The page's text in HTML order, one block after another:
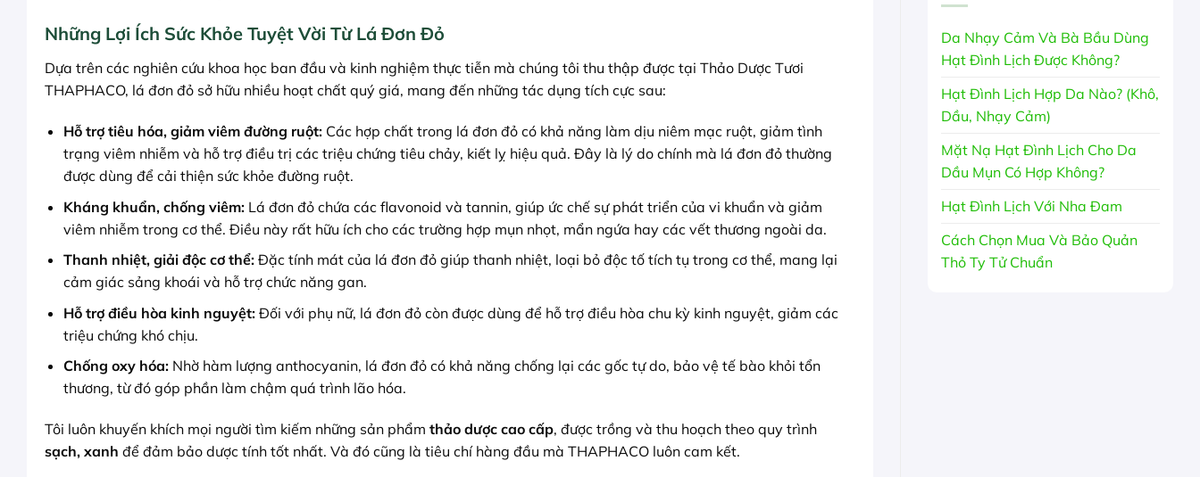
Những Lợi Ích Sức Khỏe Tuyệt Vời Từ Lá Đơn Đỏ
Dựa trên các nghiên cứu khoa học ban đầu và kinh nghiệm thực tiễn mà chúng tôi thu thập được tại Thảo Dược Tươi
THAPHACO, lá đơn đỏ sở hữu nhiều hoạt chất quý giá, mang đến những tác dụng tích cực sau:
Hỗ trợ tiêu hóa, giảm viêm đường ruột:Các hợp chất trong lá đơn đỏ có khả năng làm dịu niêm mạc ruột, giảm tình
trạng viêm nhiễm và hỗ trợ điều trị các triệu chứng tiêu chảy, kiết lỵ hiệu quả. Đây là lý do chính mà lá đơn đỏ thường
được dùng để cải thiện sức khỏe đường ruột.
Kháng khuẩn, chống viêm:Lá đơn đỏ chứa các flavonoid và tannin, giúp ức chế sự phát triển của vi khuẩn và giảm
viêm nhiễm trong cơ thể. Điều này rất hữu ích cho các trường hợp mụn nhọt, mẩn ngứa hay các vết thương ngoài da.
Thanh nhiệt, giải độc cơ thể:Đặc tính mát của lá đơn đỏ giúp thanh nhiệt, loại bỏ độc tố tích tụ trong cơ thể, mang lại
cảm giác sảng khoái và hỗ trợ chức năng gan.
Hỗ trợ điều hòa kinh nguyệt:Đối với phụ nữ, lá đơn đỏ còn được dùng để hỗ trợ điều hòa chu kỳ kinh nguyệt, giảm các
triệu chứng khó chịu.
Chống oxy hóa:Nhờ hàm lượng anthocyanin, lá đơn đỏ có khả năng chống lại các gốc tự do, bảo vệ tế bào khỏi tổn
thương, từ đó góp phần làm chậm quá trình lão hóa.
Tôi luôn khuyến khích mọi người tìm kiếm những sản phẩm thảo dược cao cấp, được trồng và thu hoạch theo quy trình
sạch, xanh để đảm bảo dược tính tốt nhất. Và đó cũng là tiêu chí hàng đầu mà THAPHACO luôn cam kết.
Da Nhạy Cảm Và Bà Bầu Dùng
Hạt Đình Lịch Được Không?
Hạt Đình Lịch Hợp Da Nào? (Khô,
Dầu, Nhạy Cảm)
Mặt Nạ Hạt Đình Lịch Cho Da
Dầu Mụn Có Hợp Không?
Hạt Đình Lịch Với Nha Đam
Cách Chọn Mua Và Bảo Quản
Thỏ Ty Tử Chuẩn